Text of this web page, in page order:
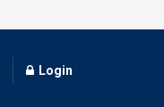
Login